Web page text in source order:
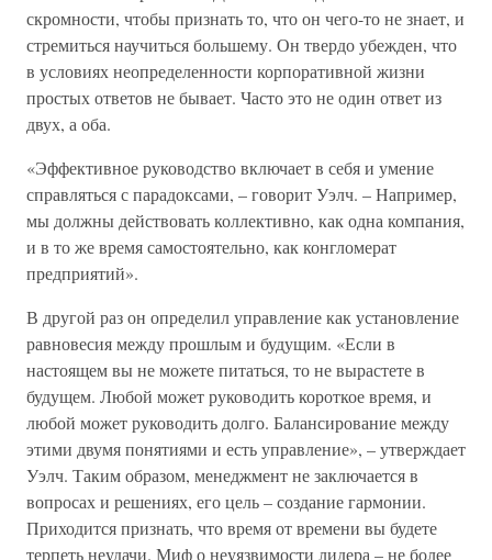
скромности, чтобы признать то, что он чего-то не знает, и
стремиться научиться большему. Он твердо убежден, что
в условиях неопределенности корпоративной жизни
простых ответов не бывает. Часто это не один ответ из
двух, а оба.
«Эффективное руководство включает в себя и умение
справляться с парадоксами, – говорит Уэлч. – Например,
мы должны действовать коллективно, как одна компания,
и в то же время самостоятельно, как конгломерат
предприятий».
В другой раз он определил управление как установление
равновесия между прошлым и будущим. «Если в
настоящем вы не можете питаться, то не вырастете в
будущем. Любой может руководить короткое время, и
любой может руководить долго. Балансирование между
этими двумя понятиями и есть управление», – утверждает
Уэлч. Таким образом, менеджмент не заключается в
вопросах и решениях, его цель – создание гармонии.
Приходится признать, что время от времени вы будете
терпеть неудачи. Миф о неуязвимости лидера – не более